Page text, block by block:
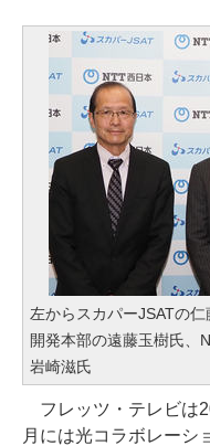
左からスカパーJSATの
開発本部の遠藤玉樹氏、
岩崎滋氏
フレッツ・テレビは
月には光コラボレーシ